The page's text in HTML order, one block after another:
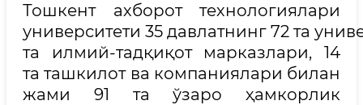
Тошкент ахборот технологиялари
университети 35 давлатнинг 72 та
та илмий-тадқиқот марказлари, 14
та ташкилот ва компаниялари билан
жами 91 та ўзаро ҳамкорлик